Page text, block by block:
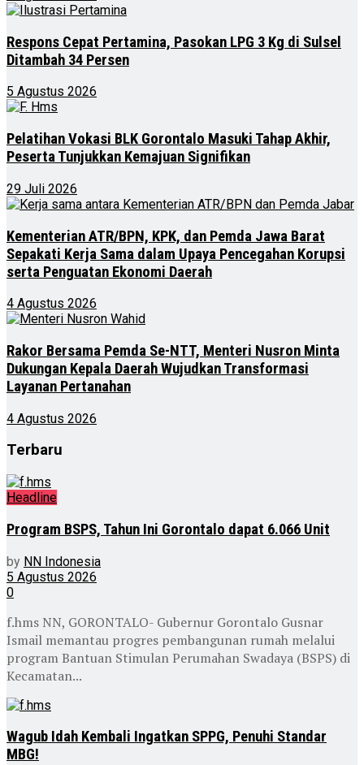
Respons Cepat Pertamina, Pasokan LPG 3 Kg di Sulsel
Ditambah 34 Persen
5 Agustus 2026
Pelatihan Vokasi BLK Gorontalo Masuki Tahap Akhir,
Peserta Tunjukkan Kemajuan Signifikan
29 Juli 2026
Kementerian ATR/BPN, KPK, dan Pemda Jawa Barat
Sepakati Kerja Sama dalam Upaya Pencegahan Korupsi
serta Penguatan Ekonomi Daerah
4 Agustus 2026
Rakor Bersama Pemda Se-NTT, Menteri Nusron Minta
Dukungan Kepala Daerah Wujudkan Transformasi
Layanan Pertanahan
4 Agustus 2026
Terbaru
Headline
Program BSPS, Tahun Ini Gorontalo dapat 6.066 Unit
by NN Indonesia
5 Agustus 2026
0
f.hms NN, GORONTALO- Gubernur Gorontalo Gusnar
Ismail memantau progres pembangunan rumah melalui
program Bantuan Stimulan Perumahan Swadaya (BSPS) di
Kecamatan...
Wagub Idah Kembali Ingatkan SPPG, Penuhi Standar
MBG!